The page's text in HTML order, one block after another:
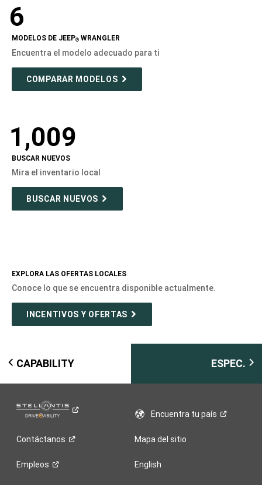
6
MODELOS DE JEEP® WRANGLER
Encuentra el modelo adecuado para ti
COMPARAR MODELOS
1,009
BUSCAR NUEVOS
Mira el inventario local
BUSCAR NUEVOS
EXPLORA LAS OFERTAS LOCALES
Conoce lo que se encuentra disponible actualmente.
INCENTIVOS Y OFERTAS
CAPABILITY ESPEC.
Encuentra tupaís
Contáctanos Mapa del sitio
Empleos English